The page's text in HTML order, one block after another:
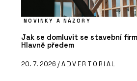
NOVINKY A NÁZORY
Jak se domluvit se stavební
Hlavně předem
20. 7. 2026 /ADVERTORIAL